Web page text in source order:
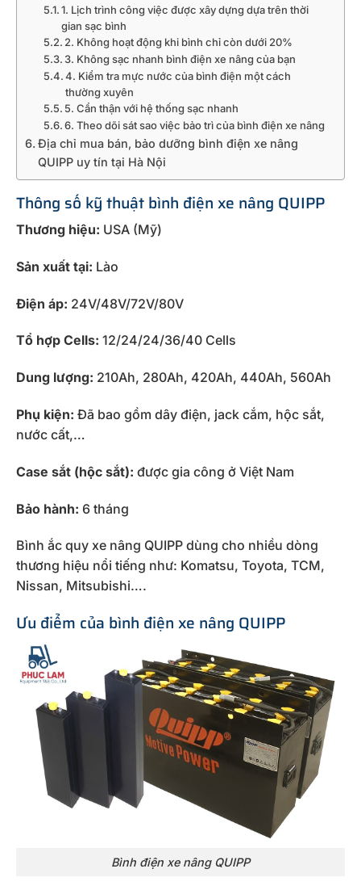
1. Lịch trình công việc được xây dựng dựa trên thời
gian sạc bình
2. Không hoạt động khi bình chỉ còn dưới 20%
3. Không sạc nhanh bình điện xe nâng của bạn
4. Kiểm tra mực nước của bình điện một cách
thường xuyên
5. Cẩn thận với hệ thống sạc nhanh
6. Theo dõi sát sao việc bảo trì của bình điện xe nâng
Địa chỉ mua bán, bảo dưỡng bình điện xe nâng
QUIPP uy tín tại Hà Nội
Thông số kỹ thuật bình điện xe nâng QUIPP
Thương hiệu: USA (Mỹ)
Sản xuất tại: Lào
Điện áp: 24V/48V/72V/80V
Tổ hợp Cells: 12/24/24/36/40 Cells
Dung lượng: 210Ah, 280Ah, 420Ah, 440Ah, 560Ah
Phụ kiện: Đã bao gồm dây điện, jack cắm, hộc sắt,
nước cất,…
Case sắt (hộc sắt): được gia công ở Việt Nam
Bảo hành: 6 tháng
Bình ắc quy xe nâng QUIPP dùng cho nhiều dòng
thương hiệu nổi tiếng như: Komatsu, Toyota, TCM,
Nissan, Mitsubishi….
Ưu điểm của bình điện xe nâng QUIPP
Bình điện xe nâng QUIPP